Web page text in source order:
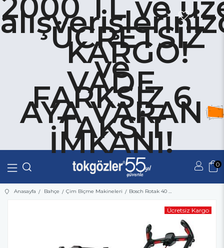
ÜCRETSİZ
KARGO!
ve
VADE
FARKSIZ 6
AYA VARAN
TAKSİT
İMKANI!
0
Üye Girişi Üye Ol
Anasayfa Bahçe Çim Biçme Makineleri Bosch Rotak 40 Çim Biçme Makinesi
Ücretsiz Kargo